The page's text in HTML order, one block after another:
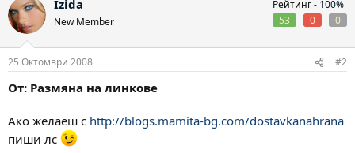
Izida
New Member
Рейтинг - 100%
53
0 0
25 Октомври 2008 #2
От: Размяна на линкове
Ако желаеш с http://blogs.mamita-bg.com/dostavkanahrana
пиши лс